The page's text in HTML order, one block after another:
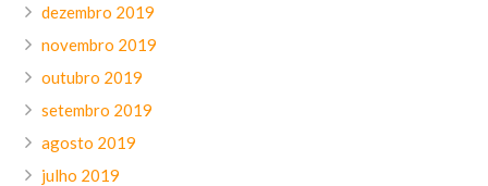
dezembro 2019
novembro 2019
outubro 2019
setembro 2019
agosto 2019
julho 2019